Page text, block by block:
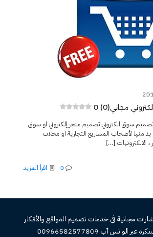
مجاني0 (0)
سوق الكتروني تصميم متجر إلكتروني او سوق
بد منها لأصحاب المشاريع التجارية او محلات
الالكترونيات […]
0 اقرأ المزيد
مجانية فى خدمات تصميم المواقع والأفكار
عبر الواتس آب 00966582577809